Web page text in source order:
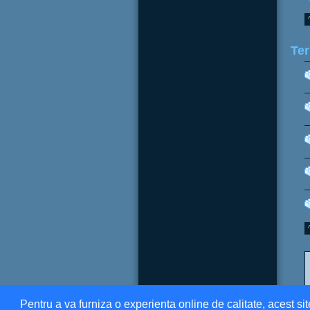
Pentru a va furniza o experienta online de calitate, acest